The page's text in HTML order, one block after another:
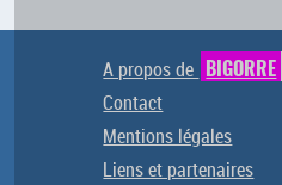
A propos de BIGORRE
Contact
Mentions légales
Liens et partenaires